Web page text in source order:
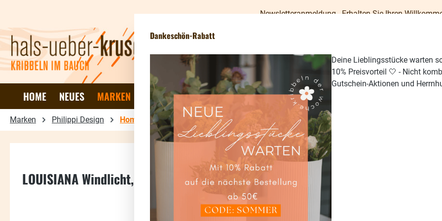
Newsletteranmeldung - Erhalten Sie Ihren Willkommens-
HOME NEUES MARKEN DEKO & WOHNEN TISCH & KÜCHE GESCHENKE
Marken Philippi Design Home
LOUISIANA Windlicht, XXL
Dankeschön-Rabatt
Deine Lieblingsstücke warten
10% Preisvorteil 🤍 - Nicht
Gutschein-Aktionen und